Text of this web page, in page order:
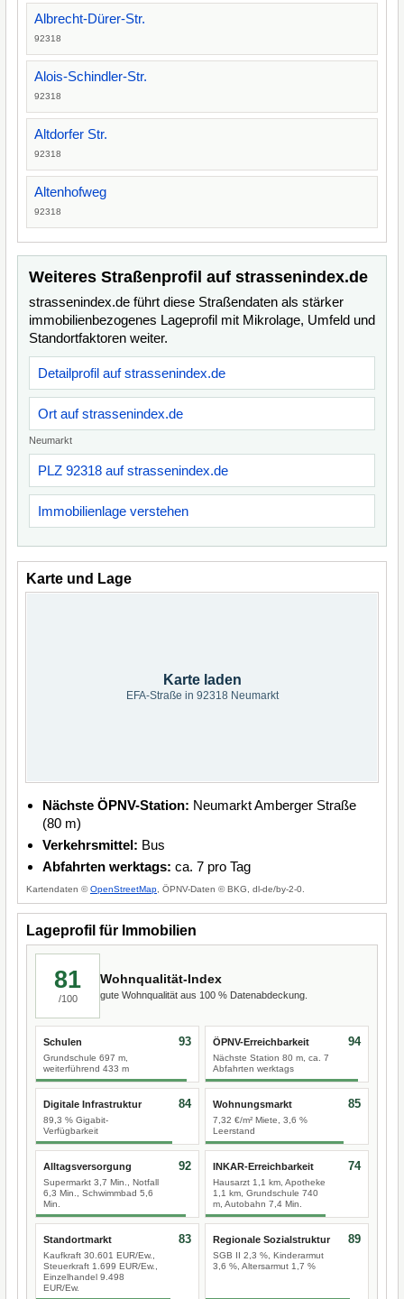
Albrecht-Dürer-Str.
92318
Alois-Schindler-Str.
92318
Altdorfer Str.
92318
Altenhofweg
92318
Weiteres Straßenprofil auf strassenindex.de
strassenindex.de führt diese Straßendaten als stärker
immobilienbezogenes Lageprofil mit Mikrolage, Umfeld und
Standortfaktoren weiter.
Detailprofil auf strassenindex.de
Ort auf strassenindex.de
Neumarkt
PLZ 92318 auf strassenindex.de
Immobilienlage verstehen
Karte und Lage
Karte laden
EFA-Straße in 92318 Neumarkt
Nächste ÖPNV-Station: Neumarkt Amberger Straße
(80 m)
Verkehrsmittel: Bus
Abfahrten werktags: ca. 7 pro Tag
Kartendaten ©OpenStreetMap , ÖPNV-Daten © BKG, dl-de/by-2-0.
Lageprofil für Immobilien
81
/100
Wohnqualität-Index
gute Wohnqualität aus 100 % Datenabdeckung.
Schulen
Grundschule 697 m,
weiterführend 433 m
93 ÖPNV-Erreichbarkeit
Nächste Station 80 m, ca. 7
Abfahrten werktags
94
Digitale Infrastruktur
89,3 % Gigabit-
Verfügbarkeit
84 Wohnungsmarkt
7,32 €/m² Miete, 3,6 %
Leerstand
85
Alltagsversorgung
Supermarkt 3,7 Min., Notfall
6,3 Min., Schwimmbad 5,6
Min.
92 INKAR-Erreichbarkeit
Hausarzt 1,1 km, Apotheke
1,1 km, Grundschule 740
m, Autobahn 7,4 Min.
74
Standortmarkt
Kaufkraft 30.601 EUR/Ew.,
Steuerkraft 1.699 EUR/Ew.,
Einzelhandel 9.498
EUR/Ew.
83 Regionale Sozialstruktur
SGB II 2,3 %, Kinderarmut
3,6 %, Altersarmut 1,7 %
89